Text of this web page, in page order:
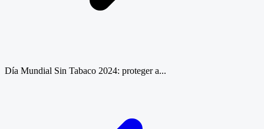
Día Mundial Sin Tabaco 2024: proteger a...